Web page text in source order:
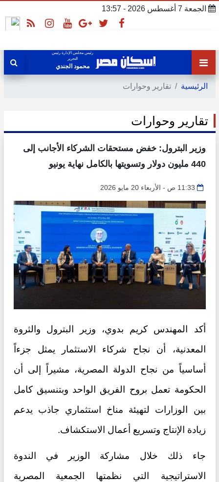
الجمعة 7 أغسطس 2026 - 13:57
رئيس مجلس الإدارة رئيس
التحرير
محمود الجندي
الرئيسية تقارير وحوارات
تقارير وحوارات
وزير البترول: خفض مستحقات الشركاء الأجانب إلى
440 مليون دولار وتسويتها بالكامل نهاية يونيو
11:33 ص - الأربعاء 20 مايو 2026
أكد المهندس كريم بدوي، وزير البترول والثروة
المعدنية، أن نجاح شركاء الاستثمار يمثل جزءاً
أساسياً من نجاح الدولة المصرية، مشيراً إلى أن
الحكومة تعمل بروح الفريق الواحد وبتنسيق كامل
بين الوزارات لتهيئة مناخ استثماري جاذب يدعم
زيادة الإنتاج وتسريع أعمال الاستكشاف.
جاء ذلك خلال مشاركة الوزير في الندوة
الاستراتيجية التي نظمتها الجمعية المصرية